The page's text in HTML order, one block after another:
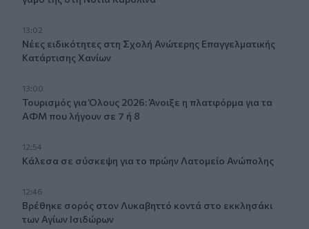
13:02
Νέες ειδικότητες στη Σχολή Ανώτερης Επαγγελματικής
Κατάρτισης Χανίων
13:00
Τουρισμός για Όλους 2026: Άνοιξε η πλατφόρμα για τα
ΑΦΜ που λήγουν σε 7 ή 8
12:54
Κάλεσα σε σύσκεψη για το πρώην Λατομείο Ανώπολης
12:46
Βρέθηκε σορός στον Λυκαβηττό κοντά στο εκκλησάκι
των Αγίων Ισιδώρων